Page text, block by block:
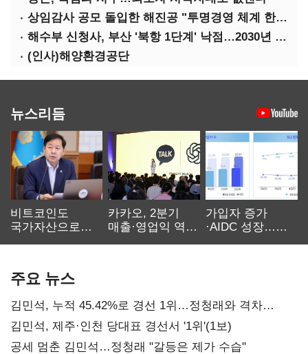
상임감사 공모 돌입한 해진공 "투명경영 체계 한층 강화"
해수부 신청사, 부산 '북항 1단계' 낙점…2030년 완공 목표
(인사)해양환경공단
뉴스리듬
비트코인도
국가자산으로…'
카카오, 2분기
매출·영업익 역대
가입자 증가
·AIDC 성장…
주요 뉴스
김민석, 누적 45.42%로 경선 1위…정청래와 격차
0.86%p(2보)
김민석, 제주·인천 당대표 경선서 '1위'(1보)
공세 멈춘 김민석…정청래 "갈등은 제가 수습"